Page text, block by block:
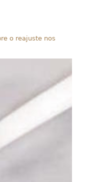
o reajuste nos